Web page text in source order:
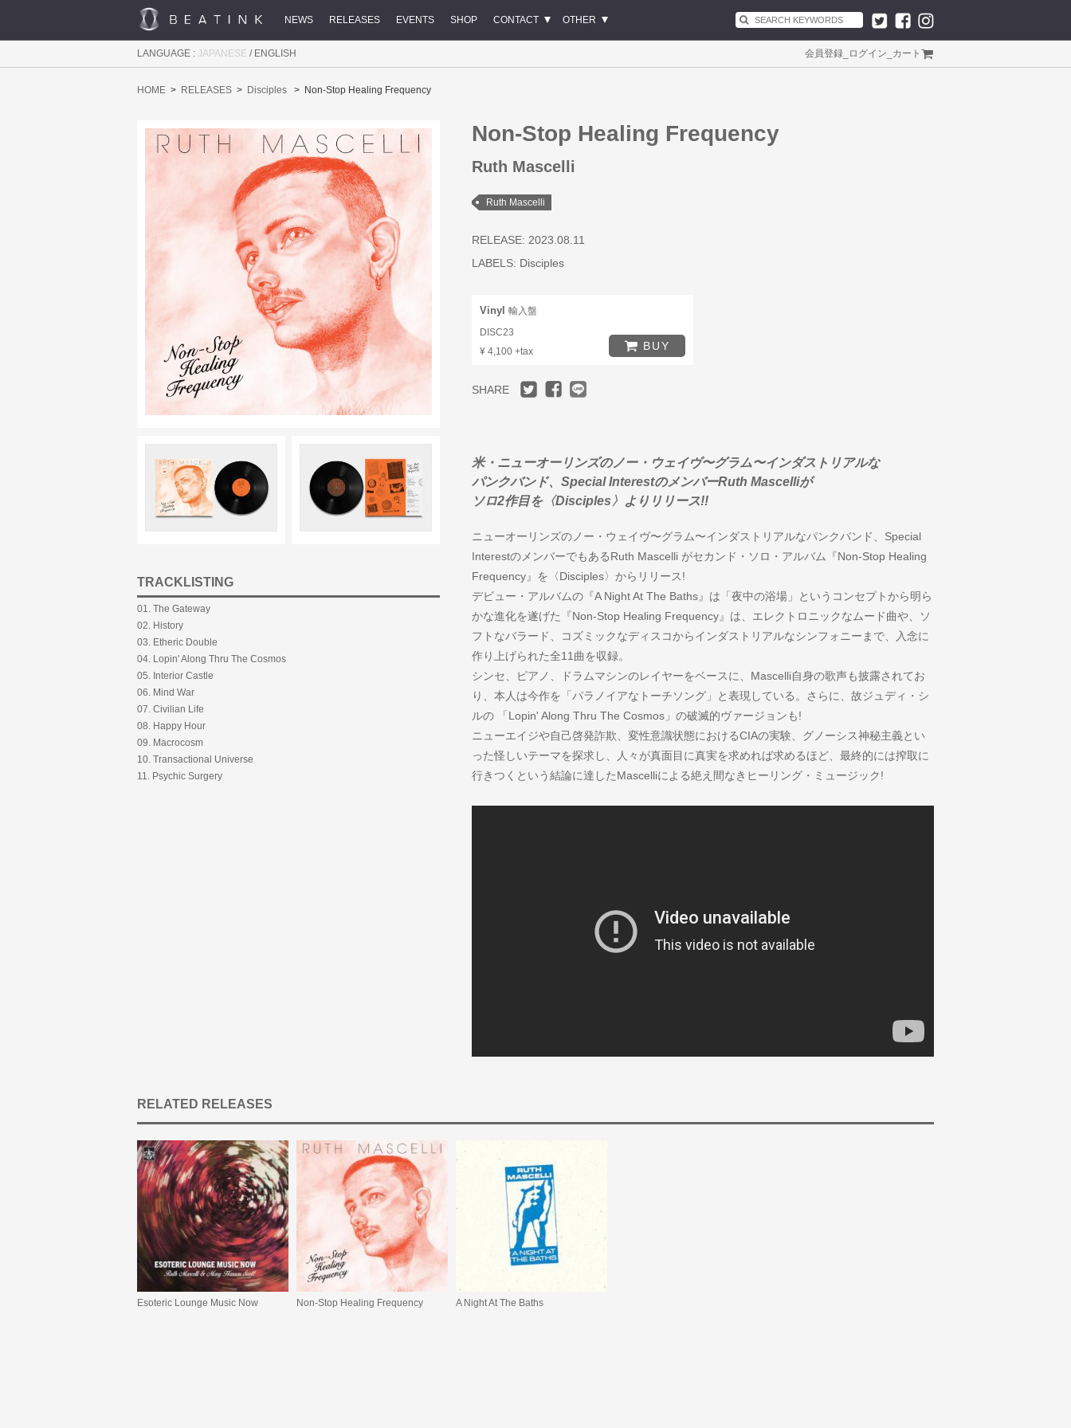
NEWS RELEASES EVENTS SHOP CONTACT OTHER
LANGUAGE : JAPANESE / ENGLISH 会員登録 ログイン カート
HOME RELEASES Disciples Non-Stop Healing Frequency
Non-Stop Healing Frequency
Ruth Mascelli
Ruth Mascelli
RELEASE: 2023.08.11
LABELS: Disciples
Vinyl 輸入盤
DISC23
¥ 4,100 +tax
BUY
SHARE
米・ニューオーリンズのノー・ウェイヴ〜グラム〜インダストリアルな
パンクバンド、Special InterestのメンバーRuth Mascelliが
ソロ2作目を〈Disciples〉よりリリース!!
ニューオーリンズのノー・ウェイヴ〜グラム〜インダストリアルなパンクバンド、Special
InterestのメンバーでもあるRuth Mascelli がセカンド・ソロ・アルバム『Non-Stop Healing
Frequency』を〈Disciples〉からリリース!
デビュー・アルバムの『A Night At The Baths』は「夜中の浴場」というコンセプトから明ら
かな進化を遂げた『Non-Stop Healing Frequency』は、エレクトロニックなムード曲や、ソ
フトなバラード、コズミックなディスコからインダストリアルなシンフォニーまで、入念に
作り上げられた全11曲を収録。
シンセ、ピアノ、ドラムマシンのレイヤーをベースに、Mascelli自身の歌声も披露されてお
り、本人は今作を「パラノイアなトーチソング」と表現している。さらに、故ジュディ・シ
ルの 「Lopin' Along Thru The Cosmos」の破滅的ヴァージョンも!
ニューエイジや自己啓発詐欺、変性意識状態におけるCIAの実験、グノーシス神秘主義とい
った怪しいテーマを探求し、人々が真面目に真実を求めれば求めるほど、最終的には搾取に
行きつくという結論に達したMascelliによる絶え間なきヒーリング・ミュージック!
TRACKLISTING
01. The Gateway
02. History
03. Etheric Double
04. Lopin' Along Thru The Cosmos
05. Interior Castle
06. Mind War
07. Civilian Life
08. Happy Hour
09. Macrocosm
10. Transactional Universe
11. Psychic Surgery
RELATED RELEASES
Esoteric Lounge Music Now Non-Stop Healing Frequency A Night At The Baths